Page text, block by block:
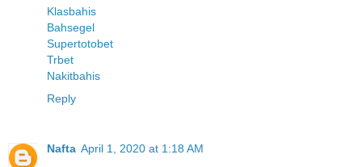
Klasbahis
Bahsegel
Supertotobet
Trbet
Nakitbahis
Reply
Nafta April 1, 2020 at 1:18 AM